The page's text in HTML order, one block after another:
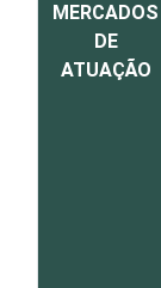
MERCADOS
DE
ATUAÇÃO